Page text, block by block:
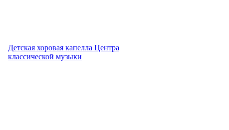
Детская хоровая капелла Центра
классической музыки